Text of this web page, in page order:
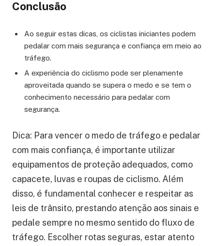
Conclusão
Ao seguir estas dicas, os ciclistas iniciantes podem
pedalar com mais segurança e confiança em meio ao
tráfego.
A experiência do ciclismo pode ser plenamente
aproveitada quando se supera o medo e se tem o
conhecimento necessário para pedalar com
segurança.
Dica: Para vencer o medo de tráfego e pedalar
com mais confiança, é importante utilizar
equipamentos de proteção adequados, como
capacete, luvas e roupas de ciclismo. Além
disso, é fundamental conhecer e respeitar as
leis de trânsito, prestando atenção aos sinais e
pedale sempre no mesmo sentido do fluxo de
tráfego. Escolher rotas seguras, estar atento